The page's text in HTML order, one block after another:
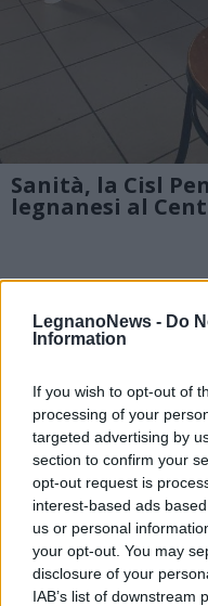
LegnanoNews - Do
Information
If you wish to opt-out of
processing of your
targeted advertising by
section to confirm your
opt-out request is
interest-based ads
us or personal
your opt-out. You may
disclosure of your
IAB’s list of downstream
Sanità, la Cisl
legnanesi al
TAG
Leggi l'articolo:
Cisl Pensionati:
sistema sanitario»